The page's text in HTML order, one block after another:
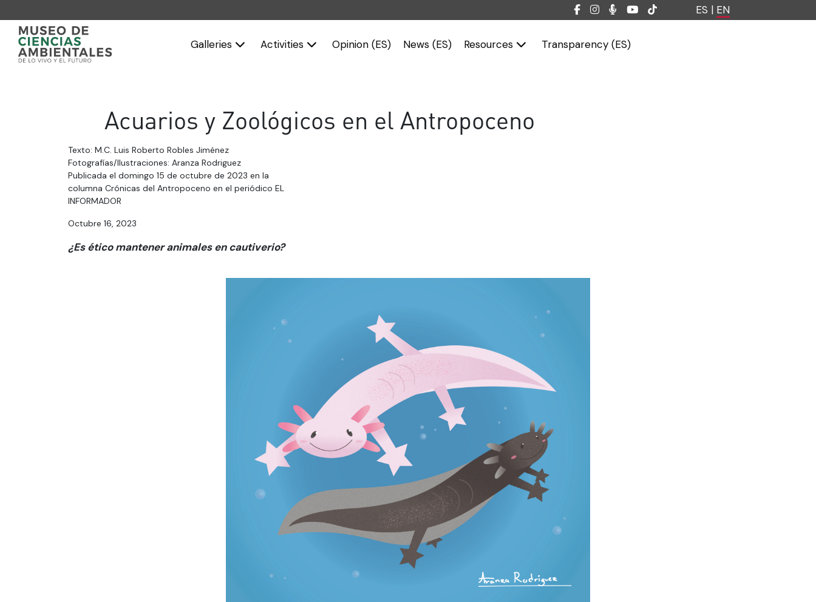
ES | EN
Galleries Activities Opinion (ES) News (ES) Resources Transparency (ES)
Acuarios y Zoológicos en el Antropoceno
Texto: M.C. Luis Roberto Robles Jiménez
Fotografías/Ilustraciones: Aranza Rodriguez
Publicada el domingo 15 de octubre de 2023 en la
columna Crónicas del Antropoceno en el periódico EL
INFORMADOR
Octubre 16, 2023
¿Es ético mantener animales en cautiverio?